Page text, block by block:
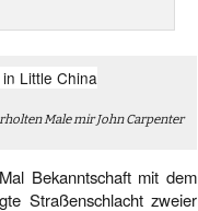
Male mir John Carpenter
Bekanntschaft mit dem
Straßenschlacht zweier